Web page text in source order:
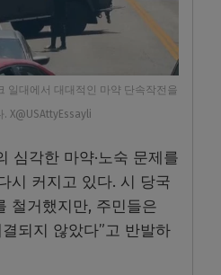
일대에서 대대적인 마약 단속작전을
. X@USAttyEssayli
심각한 마약·노숙 문제를
시 커지고 있다. 시 당국
철거했지만, 주민들은
되지 않았다”고 반발하